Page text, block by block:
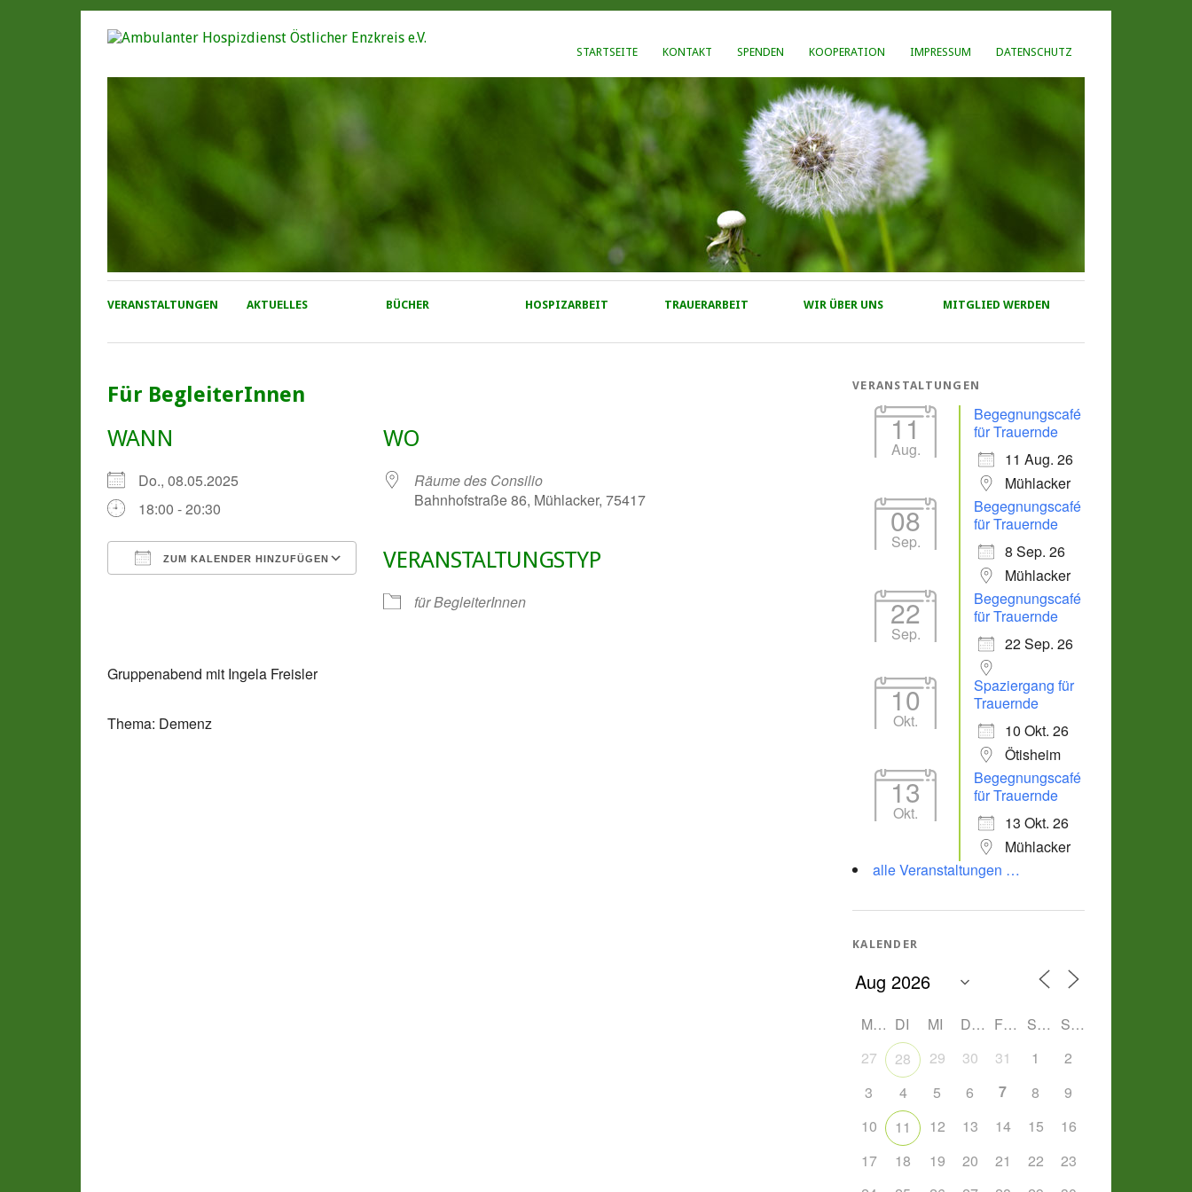
STARTSEITE KONTAKT SPENDEN KOOPERATION IMPRESSUM DATENSCHUTZ
VERANSTALTUNGEN AKTUELLES BÜCHER HOSPIZARBEIT TRAUERARBEIT WIR ÜBER UNS MITGLIED WERDEN
Für BegleiterInnen
WANN
Do., 08.05.2025
18:00 - 20:30
ZUM KALENDER HINZUFÜGEN
Google Kalender Office 365 Outlook Live
WO
Räume des Consilio
Bahnhofstraße 86, Mühlacker, 75417
VERANSTALTUNGSTYP
für BegleiterInnen
Gruppenabend mit Ingela Freisler
Thema: Demenz
VERANSTALTUNGEN
11
Aug.
Begegnungscafé
für Trauernde
11 Aug. 26
Mühlacker
08
Sep.
Begegnungscafé
für Trauernde
8 Sep. 26
Mühlacker
22
Sep.
Begegnungscafé
für Trauernde
22 Sep. 26
10
Okt.
Spaziergang für
Trauernde
10 Okt. 26
Ötisheim
13
Okt.
Begegnungscafé
für Trauernde
13 Okt. 26
Mühlacker
alle Veranstaltungen …
KALENDER
MO DI MI DO FR SA
SO
27
28 29 30 31 1
2
3
4 5 6 7 8
9
10
11 12 13 14 15
16
17
18 19 20 21 22
23